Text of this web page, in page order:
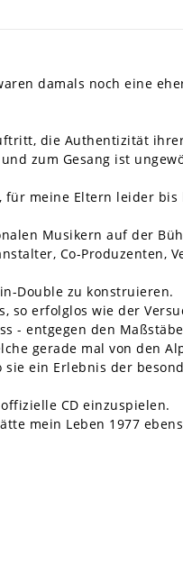
damals noch eine
die Authentizität
zum Gesang ist
für meine Eltern leider
Musikern auf der
Co-Produzenten,
Double zu konstruieren.
so erfolglos wie der
- entgegen den
gerade mal von den
sie ein Erlebnis der
CD einzuspielen.
mein Leben 1977